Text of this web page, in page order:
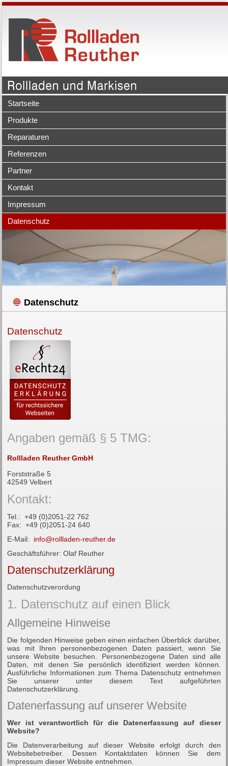
Startseite
Produkte
Reparaturen
Referenzen
Partner
Kontakt
Impressum
Datenschutz
Datenschutz
Datenschutz
Angaben gemäß § 5 TMG:
Rollladen Reuther GmbH
Forststraße 5
42549 Velbert
Kontakt:
Tel.: +49 (0)2051-22 762
Fax: +49 (0)2051-24 640
E-Mail: info@rollladen-reuther.de
Geschäftsführer: Olaf Reuther
Datenschutzerklärung
Datenschutzverordung
1. Datenschutz auf einen Blick
Allgemeine Hinweise
Die folgenden Hinweise geben einen einfachen Überblick darüber,
was mit Ihren personenbezogenen Daten passiert, wenn Sie
unsere Website besuchen. Personenbezogene Daten sind alle
Daten, mit denen Sie persönlich identifiziert werden können.
Ausführliche Informationen zum Thema Datenschutz entnehmen
Sie unserer unter diesem Text aufgeführten
Datenschutzerklärung.
Datenerfassung auf unserer Website
Wer ist verantwortlich für die Datenerfassung auf dieser
Website?
Die Datenverarbeitung auf dieser Website erfolgt durch den
Websitebetreiber. Dessen Kontaktdaten können Sie dem
Impressum dieser Website entnehmen.